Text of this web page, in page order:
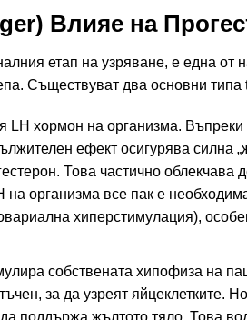
Влияе на
етап на узряване, е една от
Съществуват два основни
хормон на организма.
ефект осигурява силна
Това частично
организма все пак е
хиперстимулация),
собствената хипофиза на
за да узреят яйцеклетките.
поддържа жълтото тяло. Това